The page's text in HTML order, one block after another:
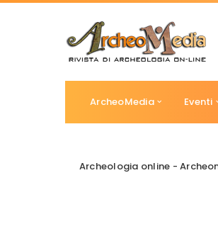
ArcheoMedia Eventi
Archeologia online -